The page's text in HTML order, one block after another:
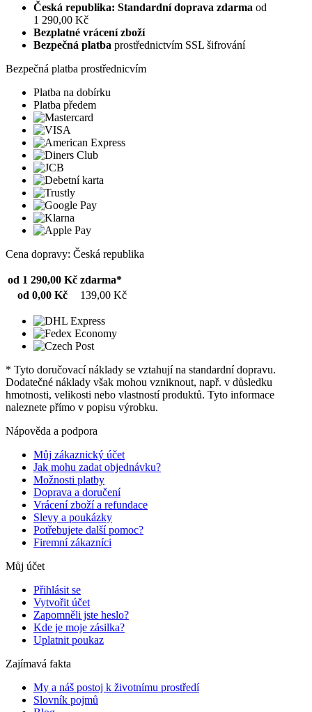
Česká republika: Standardní doprava zdarma od
1 290,00 Kč
Bezplatné vrácení zboží
Bezpečná platba prostřednictvím SSL šifrování
Bezpečná platba prostřednicvím
Platba na dobírku
Platba předem
Cena dopravy: Česká republika
od 1 290,00 Kč zdarma*
od 0,00 Kč
139,00 Kč
* Tyto doručovací náklady se vztahují na standardní dopravu.
Dodatečné náklady však mohou vzniknout, např. v důsledku
hmotnosti, velikosti nebo vlastností produktů. Tyto informace
naleznete přímo v popisu výrobku.
Nápověda a podpora
Můj zákaznický účet
Jak mohu zadat objednávku?
Možnosti platby
Doprava a doručení
Vrácení zboží a refundace
Slevy a poukázky
Potřebujete další pomoc?
Firemní zákazníci
Můj účet
Přihlásit se
Vytvořit účet
Zapomněli jste heslo?
Kde je moje zásilka?
Uplatnit poukaz
Zajímavá fakta
My a náš postoj k životnímu prostředí
Slovník pojmů